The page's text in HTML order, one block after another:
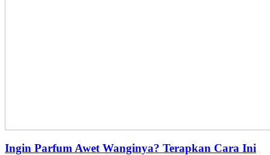
Ingin Parfum Awet Wanginya? Terapkan Cara Ini